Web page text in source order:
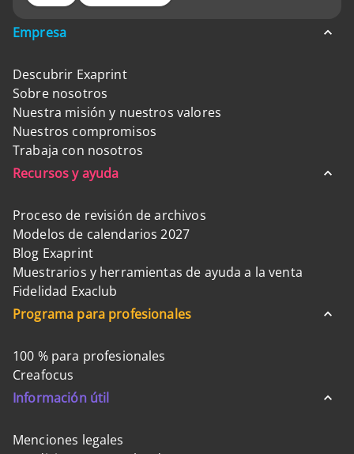
Empresa
Descubrir Exaprint
Sobre nosotros
Nuestra misión y nuestros valores
Nuestros compromisos
Trabaja con nosotros
Recursos y ayuda
Proceso de revisión de archivos
Modelos de calendarios 2027
Blog Exaprint
Muestrarios y herramientas de ayuda a la venta
Fidelidad Exaclub
Programa para profesionales
100 % para profesionales
Creafocus
Información útil
Menciones legales